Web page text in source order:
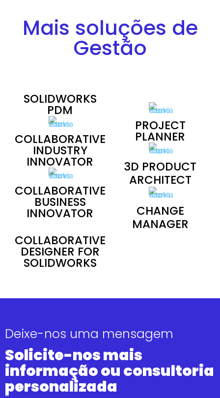
Mais soluções de
Gestão
SOLIDWORKS
PDM
COLLABORATIVE
INDUSTRY
INNOVATOR
COLLABORATIVE
BUSINESS
INNOVATOR
COLLABORATIVE
DESIGNER FOR
SOLIDWORKS
PROJECT
PLANNER
3D PRODUCT
ARCHITECT
CHANGE
MANAGER
Deixe-nos uma mensagem
Solicite-nos mais
informação ou consultoria
personalizada